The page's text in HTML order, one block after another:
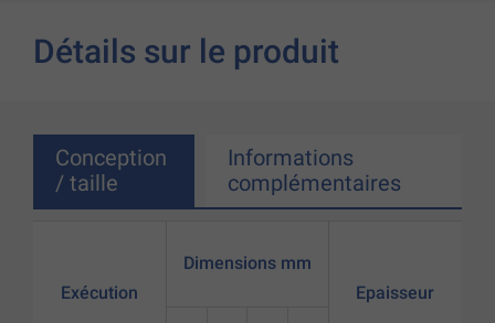
Détails sur le produit
Conception
/ taille
Informations
complémentaires
Exécution
Dimensions mm
Epaisseur